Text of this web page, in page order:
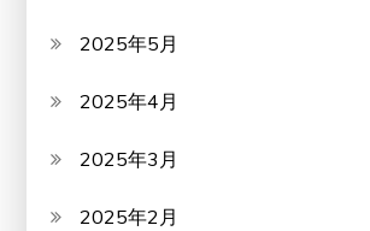
2025年5月
2025年4月
2025年3月
2025年2月